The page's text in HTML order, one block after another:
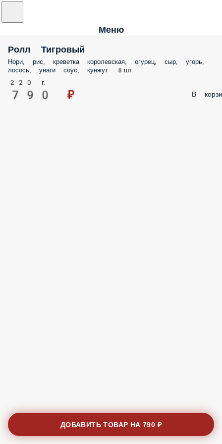
Меню
Ролл Тигровый
Нори, рис, креветка королевская, огурец, сыр, угорь,
лосось, унаги соус, кунжут 8шт.
220 г.
790 ₽ В
ДОБАВИТЬ ТОВАР НА790 ₽